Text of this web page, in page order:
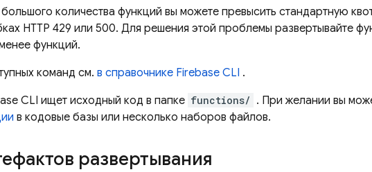
количества функций вы можете превысить стандартную
HTTP 429 или 500. Для решения этой проблемы развертывайте
функций.
команд см. в справочнике Firebase CLI .
CLI ищет исходный код в папке functions/ . При желании вы
в кодовые базы или несколько наборов файлов.
развертывания